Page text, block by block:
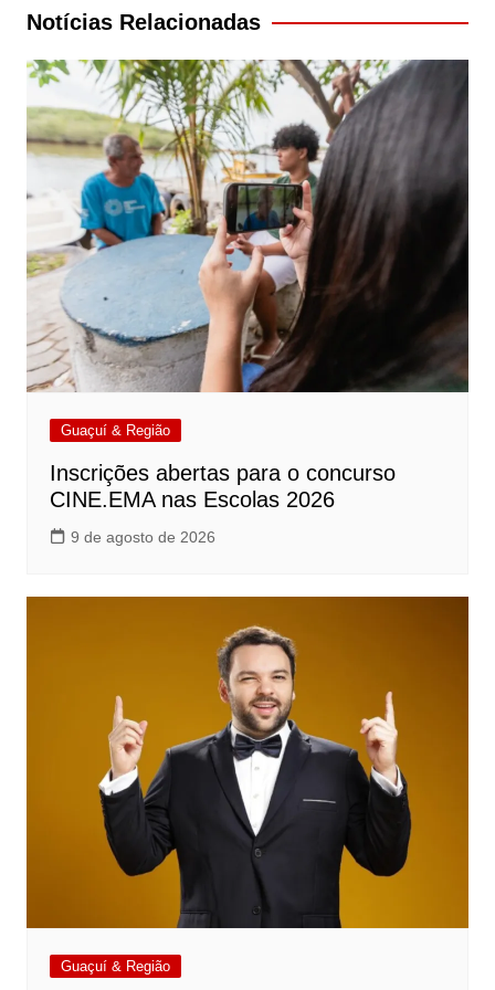
Post
Notícias Relacionadas
Guaçuí & Região
Inscrições abertas para o concurso
CINE.EMA nas Escolas 2026
9 de agosto de 2026
Guaçuí & Região